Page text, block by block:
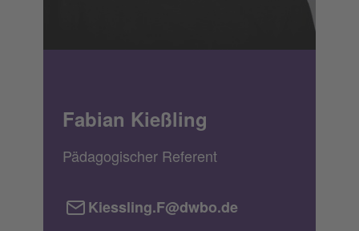
Fabian Kießling
Pädagogischer Referent
Kiessling.F@dwbo.de